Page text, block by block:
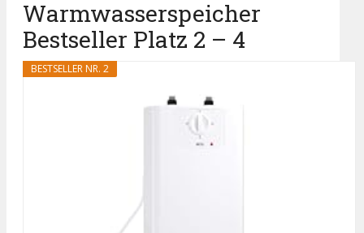
Warmwasserspeicher
Bestseller Platz 2 – 4
BESTSELLER NR. 2